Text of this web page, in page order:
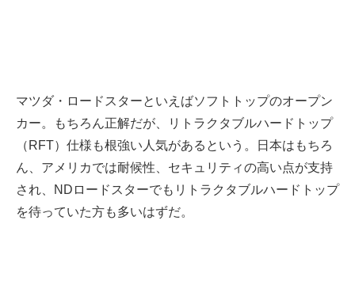
マツダ・ロードスターといえばソフトトップのオープン
カー。もちろん正解だが、リトラクタブルハードトップ
（RFT）仕様も根強い人気があるという。日本はもちろ
ん、アメリカでは耐候性、セキュリティの高い点が支持
され、NDロードスターでもリトラクタブルハードトップ
を待っていた方も多いはずだ。